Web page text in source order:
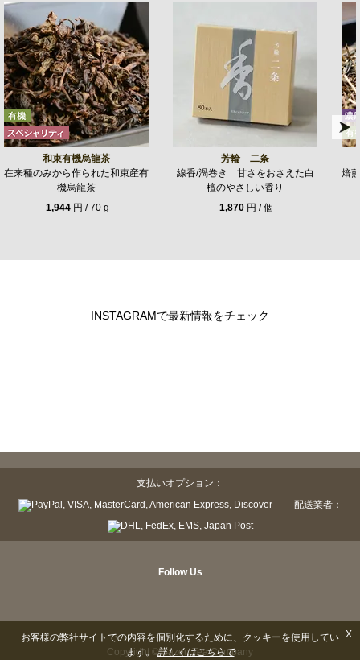
和束有機烏龍茶
在来種のみから作られた和束産有
機烏龍茶
1,944円 / 70 g
芳輪 二条
線香/渦巻き 甘さをおさえた白
檀のやさしい香り
1,870円 / 個
焙
INSTAGRAMで最新情報をチェック
支払いオプション：
配送業者：
Follow Us
Copyright © Sazen Tea Company
X
お客様の弊社サイトでの内容を個別化するために、クッキーを使用してい
ます。詳しくはこちらで